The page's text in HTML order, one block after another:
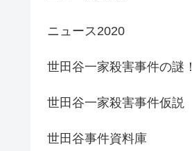
ニュース2020
世田谷一家殺害事件の謎！
世田谷一家殺害事件仮説
世田谷事件資料庫